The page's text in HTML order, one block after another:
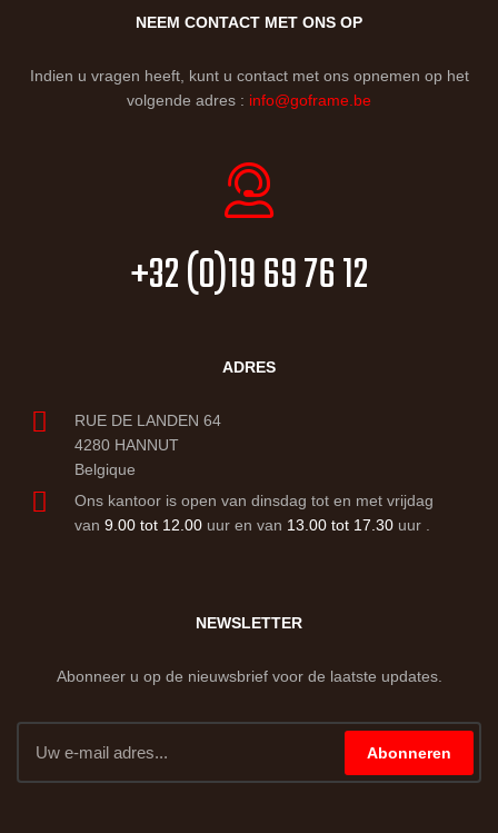
NEEM CONTACT MET ONS OP
Indien u vragen heeft, kunt u contact met ons opnemen op het
volgende adres : info@goframe.be
+32 (0)19 69 76 12
ADRES
RUE DE LANDEN 64
4280 HANNUT
Belgique
Ons kantoor is open van dinsdag tot en met vrijdag
van 9.00 tot 12.00uur en van 13.00 tot 17.30uur .
NEWSLETTER
Abonneer u op de nieuwsbrief voor de laatste updates.
Abonneren